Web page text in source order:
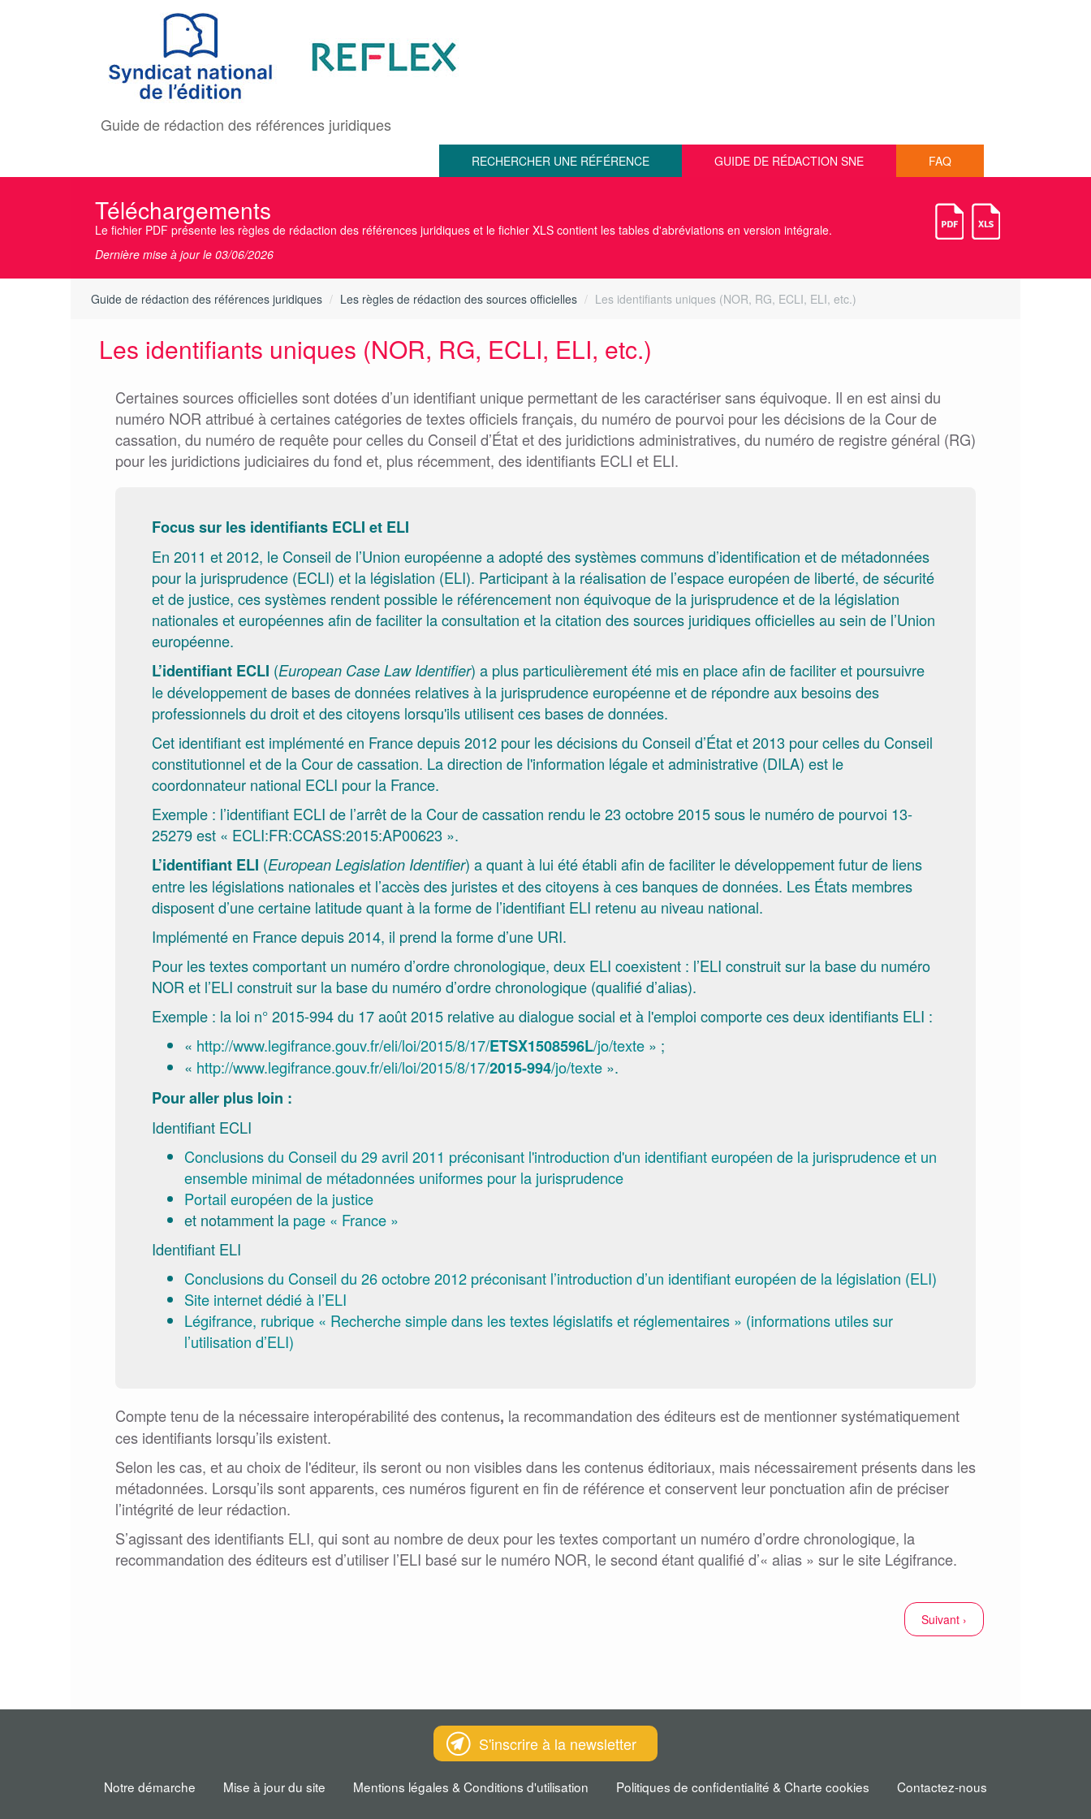
Guide de rédaction des références juridiques
RECHERCHER UNE RÉFÉRENCE GUIDE DE RÉDACTION SNE FAQ
Téléchargements
Le fichier PDF présente les règles de rédaction des références juridiques et le fichier XLS contient les tables d'abréviations en version intégrale.
Dernière mise à jour le 03/06/2026
Guide de rédaction des références juridiques Les règles de rédaction des sources officielles Les identifiants uniques (NOR, RG, ECLI, ELI, etc.)
Les identifiants uniques (NOR, RG, ECLI, ELI, etc.)
Certaines sources officielles sont dotées d’un identifiant unique permettant de les caractériser sans équivoque. Il en est ainsi du
numéro NOR attribué à certaines catégories de textes officiels français, du numéro de pourvoi pour les décisions de la Cour de
cassation, du numéro de requête pour celles du Conseil d’État et des juridictions administratives, du numéro de registre général (RG)
pour les juridictions judiciaires du fond et, plus récemment, des identifiants ECLI et ELI.
Focus sur les identifiants ECLI et ELI
En 2011 et 2012, le Conseil de l’Union européenne a adopté des systèmes communs d’identification et de métadonnées
pour la jurisprudence (ECLI) et la législation (ELI). Participant à la réalisation de l’espace européen de liberté, de sécurité
et de justice, ces systèmes rendent possible le référencement non équivoque de la jurisprudence et de la législation
nationales et européennes afin de faciliter la consultation et la citation des sources juridiques officielles au sein de l’Union
européenne.
L’identifiant ECLI (European Case Law Identifier) a plus particulièrement été mis en place afin de faciliter et poursuivre
le développement de bases de données relatives à la jurisprudence européenne et de répondre aux besoins des
professionnels du droit et des citoyens lorsqu'ils utilisent ces bases de données.
Cet identifiant est implémenté en France depuis 2012 pour les décisions du Conseil d’État et 2013 pour celles du Conseil
constitutionnel et de la Cour de cassation. La direction de l'information légale et administrative (DILA) est le
coordonnateur national ECLI pour la France.
Exemple : l’identifiant ECLI de l’arrêt de la Cour de cassation rendu le 23 octobre 2015 sous le numéro de pourvoi 13-
25279 est « ECLI:FR:CCASS:2015:AP00623 ».
L’identifiant ELI (European Legislation Identifier) a quant à lui été établi afin de faciliter le développement futur de liens
entre les législations nationales et l’accès des juristes et des citoyens à ces banques de données. Les États membres
disposent d’une certaine latitude quant à la forme de l’identifiant ELI retenu au niveau national.
Implémenté en France depuis 2014, il prend la forme d’une URI.
Pour les textes comportant un numéro d’ordre chronologique, deux ELI coexistent : l’ELI construit sur la base du numéro
NOR et l’ELI construit sur la base du numéro d’ordre chronologique (qualifié d’alias).
Exemple : la loi n° 2015-994 du 17 août 2015 relative au dialogue social et à l'emploi comporte ces deux identifiants ELI :
« http://www.legifrance.gouv.fr/eli/loi/2015/8/17/ETSX1508596L/jo/texte » ;
« http://www.legifrance.gouv.fr/eli/loi/2015/8/17/2015-994/jo/texte ».
Pour aller plus loin :
Identifiant ECLI
Conclusions du Conseil du 29 avril 2011 préconisant l'introduction d'un identifiant européen de la jurisprudence et un
ensemble minimal de métadonnées uniformes pour la jurisprudence
Portail européen de la justice
et notamment la page « France »
Identifiant ELI
Conclusions du Conseil du 26 octobre 2012 préconisant l’introduction d’un identifiant européen de la législation (ELI)
Site internet dédié à l’ELI
Légifrance, rubrique « Recherche simple dans les textes législatifs et réglementaires » (informations utiles sur
l’utilisation d’ELI)
Compte tenu de la nécessaire interopérabilité des contenus, la recommandation des éditeurs est de mentionner systématiquement
ces identifiants lorsqu’ils existent.
Selon les cas, et au choix de l'éditeur, ils seront ou non visibles dans les contenus éditoriaux, mais nécessairement présents dans les
métadonnées. Lorsqu’ils sont apparents, ces numéros figurent en fin de référence et conservent leur ponctuation afin de préciser
l’intégrité de leur rédaction.
S’agissant des identifiants ELI, qui sont au nombre de deux pour les textes comportant un numéro d’ordre chronologique, la
recommandation des éditeurs est d’utiliser l’ELI basé sur le numéro NOR, le second étant qualifié d’« alias » sur le site Légifrance.
Suivant ›
S'inscrire à la newsletter
Notre démarche Mise à jour du site Mentions légales & Conditions d'utilisation Politiques de confidentialité & Charte cookies Contactez-nous